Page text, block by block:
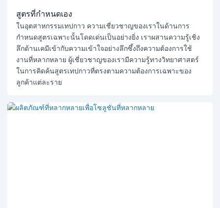
สูตรที่กำหนดเอง
ในอุตสาหกรรมเทปกาว ความเชี่ยวชาญของเราในด้านการ
กำหนดสูตรเฉพาะนั้นโดดเด่นเป็นอย่างยิ่ง เราผสานความรู้เชิง
ลึกด้านเคมีเข้ากับความเข้าใจอย่างลึกซึ้งถึงความต้องการใช้
งานที่หลากหลาย ผู้เชี่ยวชาญของเรามีความรู้ทางวิทยาศาสตร์
ในการคิดค้นสูตรเทปกาวที่ตรงตามความต้องการเฉพาะของ
ลูกค้าแต่ละราย